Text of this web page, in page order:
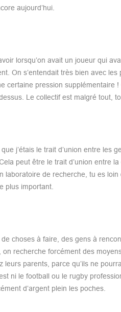
aujourd’hui.
lorsqu’on avait un joueur qui
On s’entendait très bien avec
certaine pression supplémentaire
Le collectif est malgré tout,
j’étais le trait d’union entre les
peut être le trait d’union entre
laboratoire de recherche, tu es loin
plus important.
choses à faire, des gens à
recherche forcément des
parents, parce qu’ils ne
ni le football ou le rugby
d’argent plein les poches.